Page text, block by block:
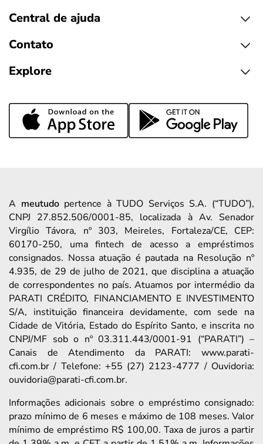
Central de ajuda
Contato
Explore
A meutudopertence à TUDO Serviços S.A. (“TUDO”),
CNPJ 27.852.506/0001-85, localizada à Av. Senador
Virgílio Távora, nº 303, Meireles, Fortaleza/CE, CEP:
60170-250, uma fintech de acesso a empréstimos
consignados. Nossa atuação é pautada na Resolução nº
4.935, de 29 de julho de 2021, que disciplina a atuação
de correspondentes no país. Atuamos por intermédio da
PARATI CRÉDITO, FINANCIAMENTO E INVESTIMENTO
S/A, instituição financeira devidamente, com sede na
Cidade de Vitória, Estado do Espírito Santo, e inscrita no
CNPJ/MF sob o nº 03.311.443/0001-91 (“PARATI”) –
Canais de Atendimento da PARATI: www.parati-
cfi.com.br / Telefone: +55 (27) 2123-4777 / Ouvidoria:
ouvidoria@parati-cfi.com.br.
Informações adicionais sobre o empréstimo consignado:
prazo mínimo de 6 meses e máximo de 108 meses. Valor
mínimo de empréstimo R$ 100,00. Taxa de juros a partir